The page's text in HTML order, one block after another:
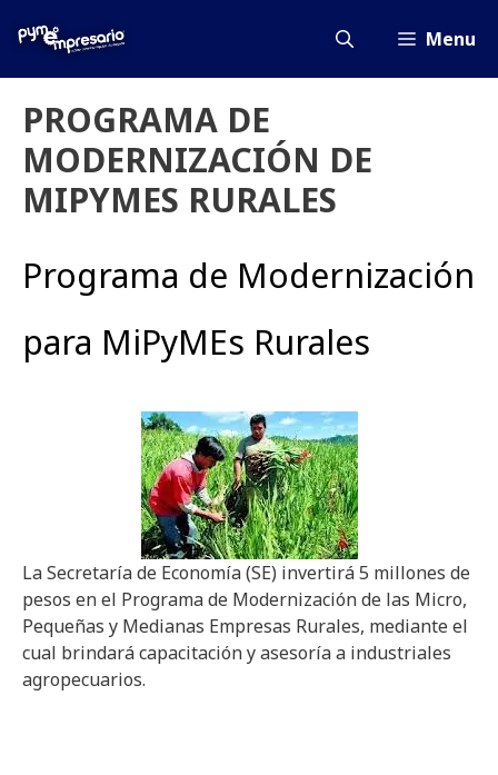
Menu
PROGRAMA DE
MODERNIZACIÓN DE
MIPYMES RURALES
Programa de Modernización
para MiPyMEs Rurales
La Secretaría de Economía (SE) invertirá 5 millones de
pesos en el Programa de Modernización de las Micro,
Pequeñas y Medianas Empresas Rurales, mediante el
cual brindará capacitación y asesoría a industriales
agropecuarios.